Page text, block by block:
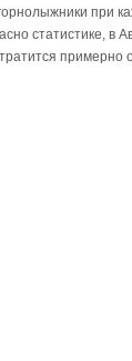
при
статистике, в
примерно